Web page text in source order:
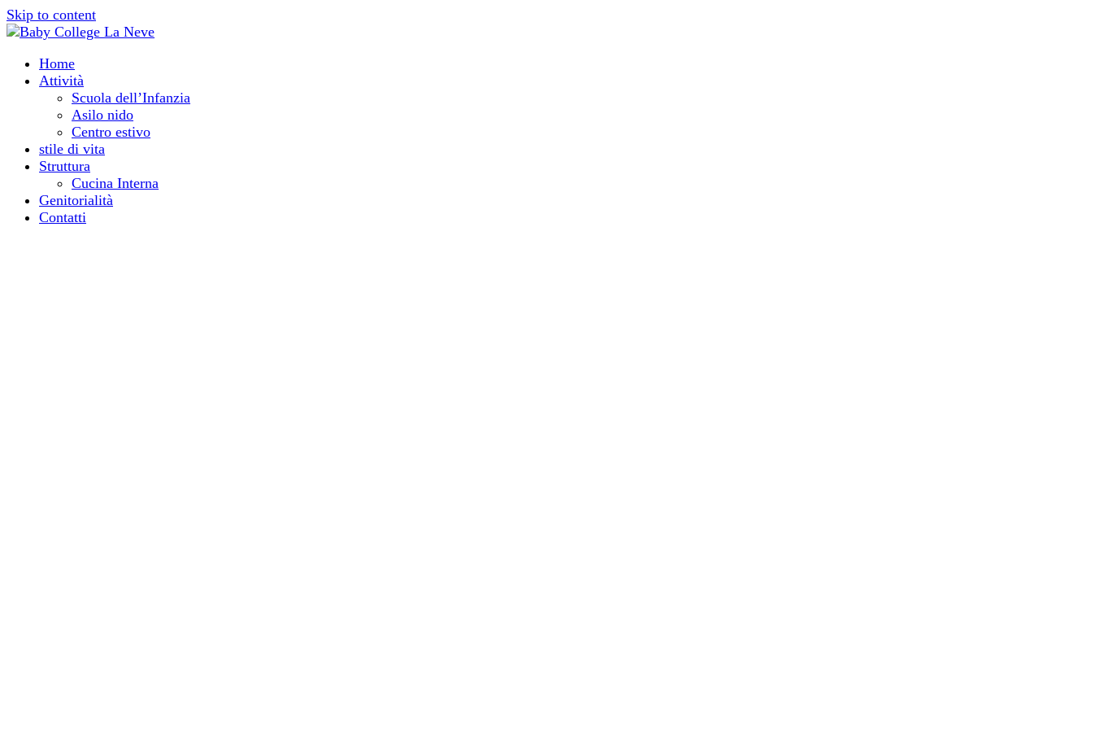
Skip to content
Home
Attività
Scuola dell’Infanzia
Asilo nido
Centro estivo
stile di vita
Struttura
Cucina Interna
Genitorialità
Contatti